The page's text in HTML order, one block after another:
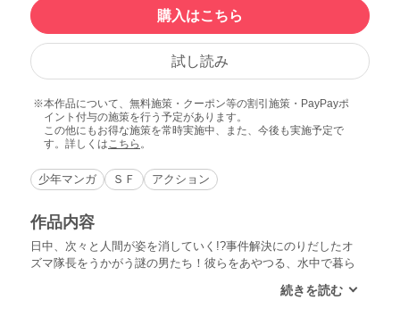
購入はこちら
試し読み
本作品について、無料施策・クーポン等の割引施策・PayPayポ
イント付与の施策を行う予定があります。
この他にもお得な施策を常時実施中、また、今後も実施予定で
す。詳しくはこちら 。
少年マンガ ＳＦ アクション
作品内容
日中、次々と人間が姿を消していく!?事件解決にのりだしたオ
ズマ隊長をうかがう謎の男たち！彼らをあやつる、水中で暮ら